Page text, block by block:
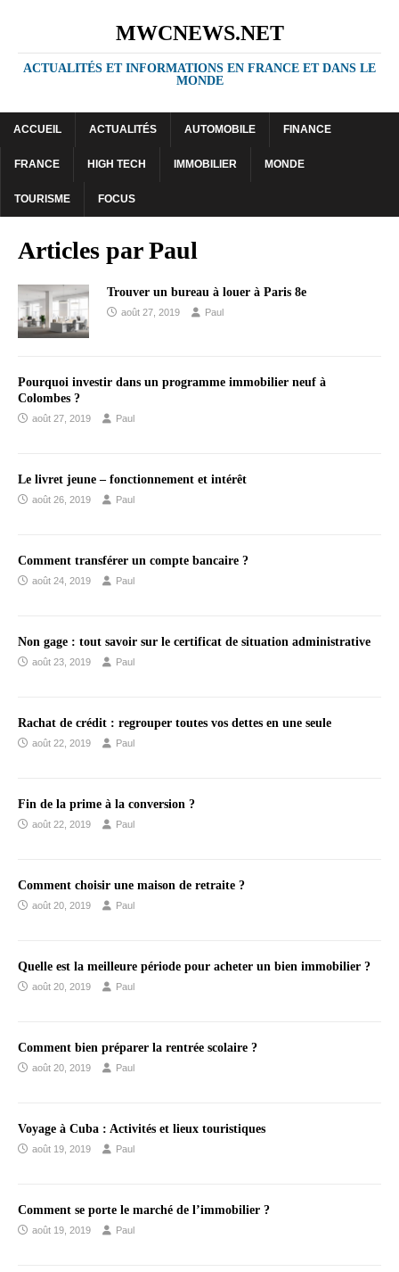
MWCNEWS.NET
ACTUALITÉS ET INFORMATIONS EN FRANCE ET DANS LE
MONDE
ACCUEIL ACTUALITÉS AUTOMOBILE FINANCE
FRANCE HIGH TECH IMMOBILIER MONDE
TOURISME FOCUS
Articles parPaul
Trouver un bureau à louer à Paris 8e
août 27, 2019 Paul
Pourquoi investir dans un programme immobilier neuf à
Colombes ?
août 27, 2019 Paul
Le livret jeune – fonctionnement et intérêt
août 26, 2019 Paul
Comment transférer un compte bancaire ?
août 24, 2019 Paul
Non gage : tout savoir sur le certificat de situation administrative
août 23, 2019 Paul
Rachat de crédit : regrouper toutes vos dettes en une seule
août 22, 2019 Paul
Fin de la prime à la conversion ?
août 22, 2019 Paul
Comment choisir une maison de retraite ?
août 20, 2019 Paul
Quelle est la meilleure période pour acheter un bien immobilier ?
août 20, 2019 Paul
Comment bien préparer la rentrée scolaire ?
août 20, 2019 Paul
Voyage à Cuba : Activités et lieux touristiques
août 19, 2019 Paul
Comment se porte le marché de l’immobilier ?
août 19, 2019 Paul